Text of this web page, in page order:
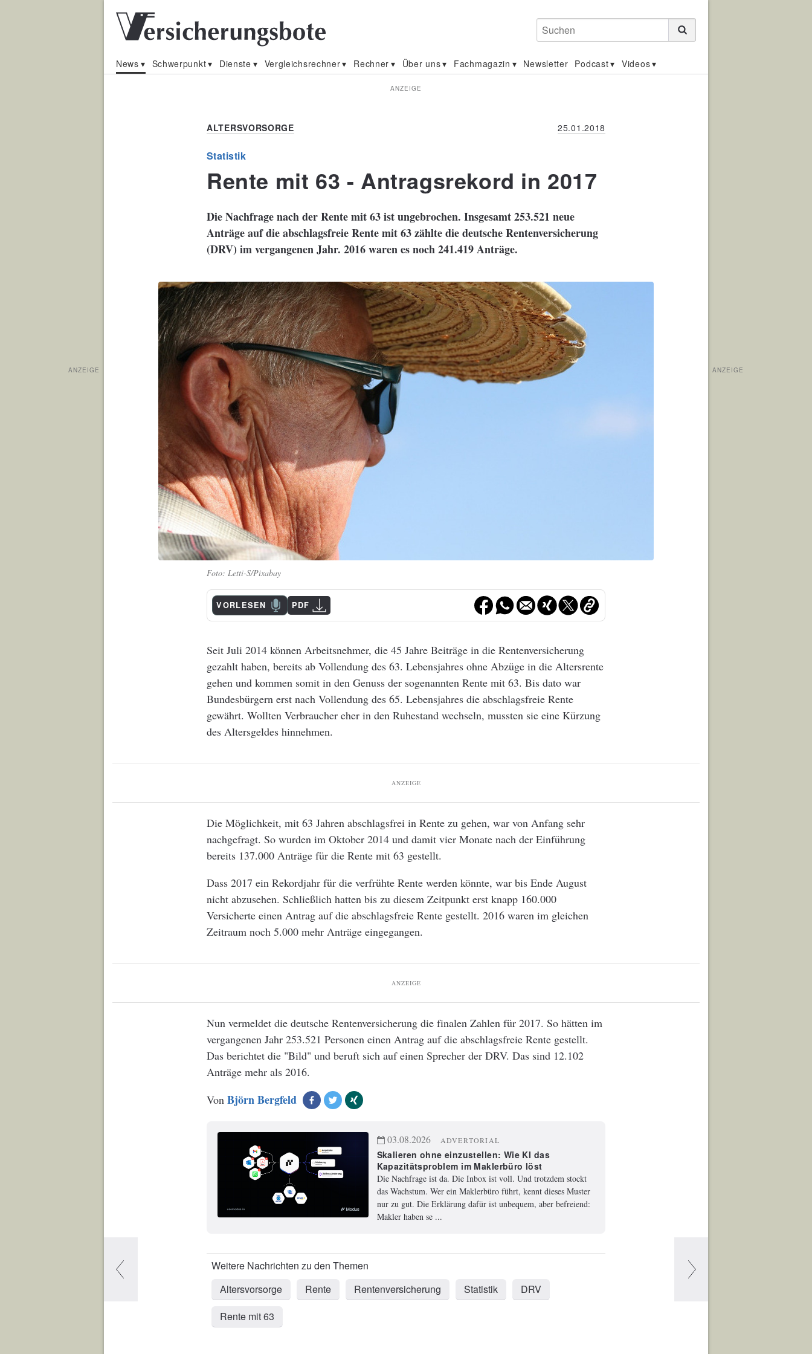
Suchen
News Schwerpunkt Dienste Vergleichsrechner Rechner Über uns Fachmagazin Newsletter Podcast Videos
ANZEIGE
ALTERSVORSORGE 25.01.2018
Statistik
Rente mit 63 - Antragsrekord in 2017
Die Nachfrage nach der Rente mit 63 ist ungebrochen. Insgesamt 253.521 neue
Anträge auf die abschlagsfreie Rente mit 63 zählte die deutsche Rentenversicherung
(DRV) im vergangenen Jahr. 2016 waren es noch 241.419 Anträge.
Letti-S/Pixabay
VORLESEN PDF
Seit Juli 2014 können Arbeitsnehmer, die 45 Jahre Beiträge in die Rentenversicherung
gezahlt haben, bereits ab Vollendung des 63. Lebensjahres ohne Abzüge in die Altersrente
gehen und kommen somit in den Genuss der sogenannten Rente mit 63. Bis dato war
Bundesbürgern erst nach Vollendung des 65. Lebensjahres die abschlagsfreie Rente
gewährt. Wollten Verbraucher eher in den Ruhestand wechseln, mussten sie eine Kürzung
des Altersgeldes hinnehmen.
ANZEIGE
Die Möglichkeit, mit 63 Jahren abschlagsfrei in Rente zu gehen, war von Anfang sehr
nachgefragt. So wurden im Oktober 2014 und damit vier Monate nach der Einführung
bereits 137.000 Anträge für die Rente mit 63 gestellt.
Dass 2017 ein Rekordjahr für die verfrühte Rente werden könnte, war bis Ende August
nicht abzusehen. Schließlich hatten bis zu diesem Zeitpunkt erst knapp 160.000
Versicherte einen Antrag auf die abschlagsfreie Rente gestellt. 2016 waren im gleichen
Zeitraum noch 5.000 mehr Anträge eingegangen.
ANZEIGE
Nun vermeldet die deutsche Rentenversicherung die finalen Zahlen für 2017. So hätten im
vergangenen Jahr 253.521 Personen einen Antrag auf die abschlagsfreie Rente gestellt.
Das berichtet die "Bild" und beruft sich auf einen Sprecher der DRV. Das sind 12.102
Anträge mehr als 2016.
Von Björn Bergfeld
03.08.2026 ADVERTORIAL
Skalieren ohne einzustellen: Wie KI das
Kapazitätsproblem im Maklerbüro löst
Die Nachfrage ist da. Die Inbox ist voll. Und trotzdem stockt
das Wachstum. Wer ein Maklerbüro führt, kennt dieses Muster
nur zu gut. Die Erklärung dafür ist unbequem, aber befreiend:
Makler haben se ...
Altersvorsorge Rente Rentenversicherung Statistik
DRV
Rente mit 63
ANZEIGE ANZEIGE